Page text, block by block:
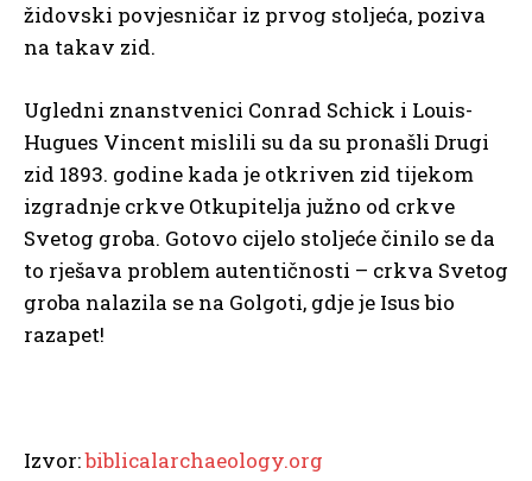
židovski povjesničar iz prvog stoljeća, poziva
na takav zid.
Ugledni znanstvenici Conrad Schick i Louis-
Hugues Vincent mislili su da su pronašli Drugi
zid 1893. godine kada je otkriven zid tijekom
izgradnje crkve Otkupitelja južno od crkve
Svetog groba. Gotovo cijelo stoljeće činilo se da
to rješava problem autentičnosti – crkva Svetog
groba nalazila se na Golgoti, gdje je Isus bio
razapet!
Izvor:biblicalarchaeology.org